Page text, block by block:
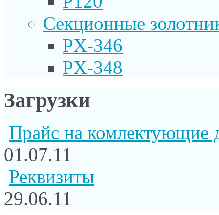
Секционные
PX-346
PX-348
Загрузки
Прайс на комлектующие
01.07.11
Реквизиты
29.06.11